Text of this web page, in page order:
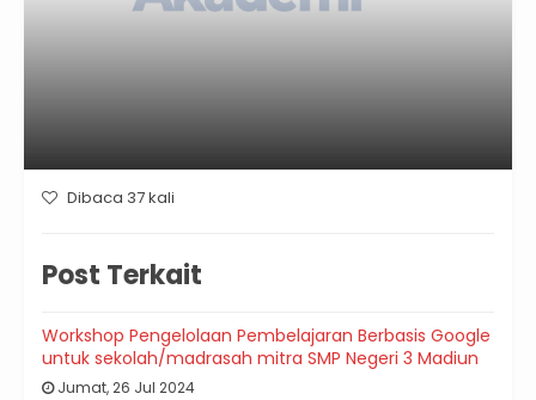
Dibaca 37 kali
Post Terkait
Workshop Pengelolaan Pembelajaran Berbasis Google
untuk sekolah/madrasah mitra SMP Negeri 3 Madiun
Jumat, 26 Jul 2024